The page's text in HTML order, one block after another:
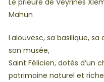
Mahun
Lalouvesc, sa basilique,
son musée,
Saint Félicien, dotés d’un
patrimoine naturel et